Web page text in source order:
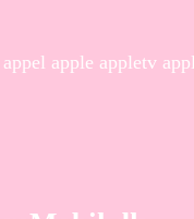
apple appletv